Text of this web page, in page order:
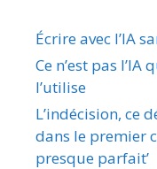
Écrire avec l’IA
Ce n’est pas
l’utilise
L’indécision, ce
dans le premier
presque parfait’